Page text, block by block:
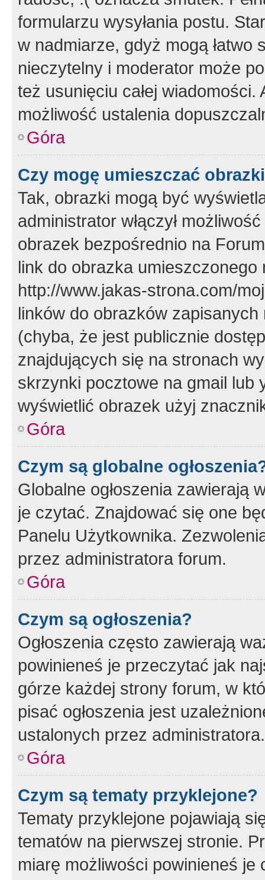
formularzu wysyłania postu.
w nadmiarze, gdyż mogą
nieczytelny i moderator może
też usunięciu całej
możliwość ustalenia
Góra
Czy mogę umieszczać
Tak, obrazki mogą być
administrator włączył
obrazek bezpośrednio na
link do obrazka
http://www.jakas-strona.com/
linków do obrazków
(chyba, że jest publicznie
znajdujących się na stronach
skrzynki pocztowe na gmail lub
wyświetlić obrazek użyj
Góra
Czym są globalne
Globalne ogłoszenia zawierają
je czytać. Znajdować się one
Panelu Użytkownika.
przez administratora forum.
Góra
Czym są ogłoszenia?
Ogłoszenia często zawierają
powinieneś je przeczytać jak
górze każdej strony forum, w
pisać ogłoszenia jest
ustalonych przez administratora.
Góra
Czym są tematy przyklejone?
Tematy przyklejone pojawiają
tematów na pierwszej stronie.
miarę możliwości powinieneś je